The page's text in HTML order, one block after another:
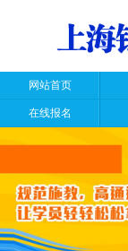
网站首页
在线报名